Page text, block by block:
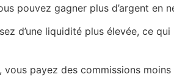
pouvez gagner plus d’argent en
d’une liquidité plus élevée, ce
payez des commissions